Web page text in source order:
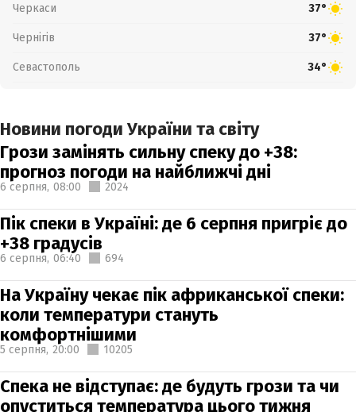
Черкаси 37°
Чернігів 37°
Севастополь 34°
Новини погоди України та світу
Грози замінять сильну спеку до +38:
прогноз погоди на найближчі дні
6 серпня, 08:00 2024
Пік спеки в Україні: де 6 серпня пригріє до
+38 градусів
6 серпня, 06:40 694
На Україну чекає пік африканської спеки:
коли температури стануть
комфортнішими
5 серпня, 20:00 10205
Спека не відступає: де будуть грози та чи
опуститься температура цього тижня